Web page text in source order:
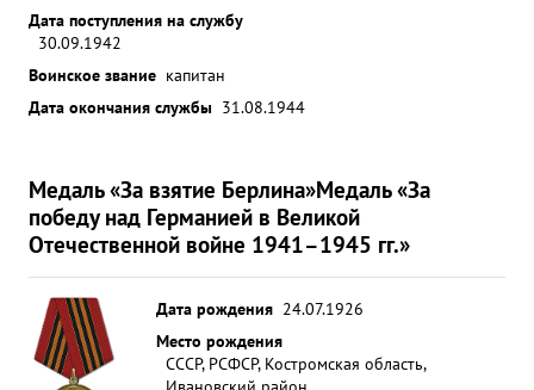
Дата поступления на службу
30.09.1942
Воинское звание капитан
Дата окончания службы 31.08.1944
Медаль «За взятие Берлина»Медаль «За
победу над Германией в Великой
Отечественной войне 1941–1945 гг.»
Дата рождения 24.07.1926
Место рождения
СССР, РСФСР, Костромская область,